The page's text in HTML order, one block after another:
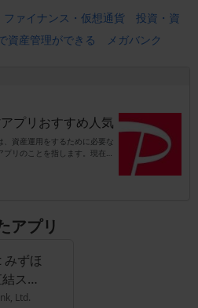
ファイナンス・仮想通貨
投資・資
資産管理ができる メガバンク
プリおすすめ人気
、資産運用をするために必要な
リのことを指します。現在の
ができず、自分自身で準備し
なっています。現在は仮想通
きており、それらすべてを自
けで、最新の金融知識を知る
アプリ
スマ
Ltd.